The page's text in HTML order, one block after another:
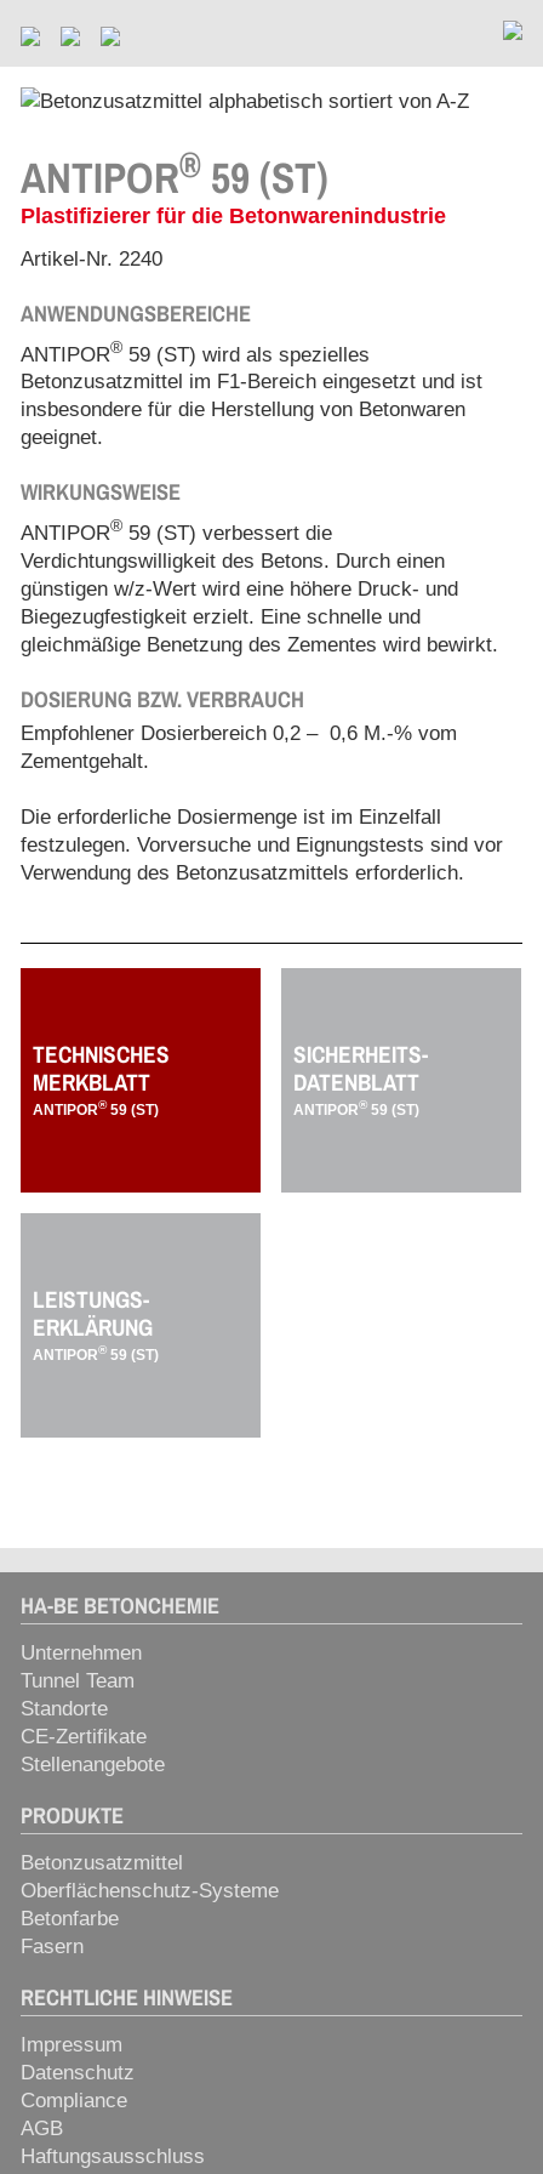
ANTIPOR® 59 (ST)
Plastifizierer für die Betonwarenindustrie
Artikel-Nr. 2240
ANWENDUNGSBEREICHE
ANTIPOR® 59 (ST) wird als spezielles
Betonzusatzmittel im F1-Bereich eingesetzt und ist
insbesondere für die Herstellung von Betonwaren
geeignet.
WIRKUNGSWEISE
ANTIPOR® 59 (ST) verbessert die
Verdichtungswilligkeit des Betons. Durch einen
günstigen w/z-Wert wird eine höhere Druck- und
Biegezugfestigkeit erzielt. Eine schnelle und
gleichmäßige Benetzung des Zementes wird bewirkt.
DOSIERUNG BZW. VERBRAUCH
Empfohlener Dosierbereich 0,2 – 0,6 M.-% vom
Zementgehalt.
Die erforderliche Dosiermenge ist im Einzelfall
festzulegen. Vorversuche und Eignungstests sind vor
Verwendung des Betonzusatzmittels erforderlich.
TECHNISCHES
MERKBLATT
ANTIPOR®59 (ST)
SICHERHEITS-
DATENBLATT
ANTIPOR® 59 (ST)
LEISTUNGS-
ERKLÄRUNG
ANTIPOR® 59 (ST)
HA-BE BETONCHEMIE
Unternehmen
Tunnel Team
Standorte
CE-Zertifikate
Stellenangebote
PRODUKTE
Betonzusatzmittel
Oberflächenschutz-Systeme
Betonfarbe
Fasern
RECHTLICHE HINWEISE
Impressum
Datenschutz
Compliance
AGB
Haftungsausschluss